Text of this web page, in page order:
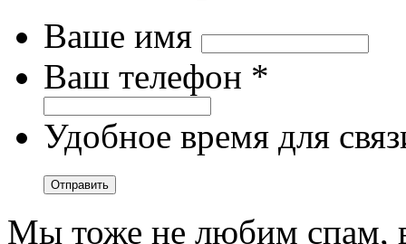
Ваше имя
Ваш телефон *
Удобное время для
Мы тоже не любим спам,